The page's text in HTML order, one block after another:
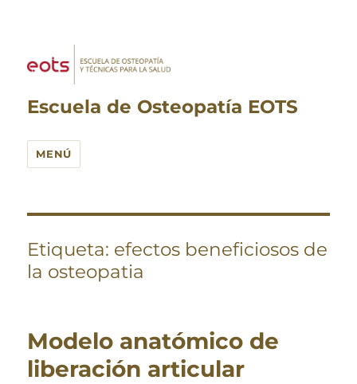
Escuela de Osteopatía EOTS
MENÚ
Etiqueta: efectos beneficiosos de
la osteopatia
Modelo anatómico de
liberación articular